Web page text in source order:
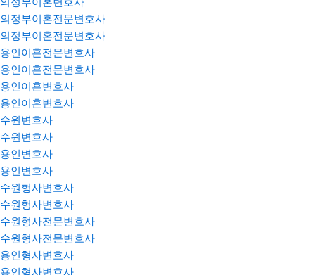
의정부이혼전문변호사
의정부이혼전문변호사
용인이혼전문변호사
용인이혼전문변호사
용인이혼변호사
용인이혼변호사
수원변호사
수원변호사
용인변호사
용인변호사
수원형사변호사
수원형사변호사
수원형사전문변호사
수원형사전문변호사
용인형사변호사
용인형사변호사